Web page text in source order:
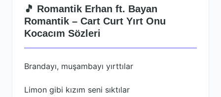
🎵 Romantik Erhan ft. Bayan
Romantik – Cart Curt Yırt Onu
Kocacım Sözleri
Brandayı, muşambayı yırttılar
Limon gibi kızım seni sıktılar